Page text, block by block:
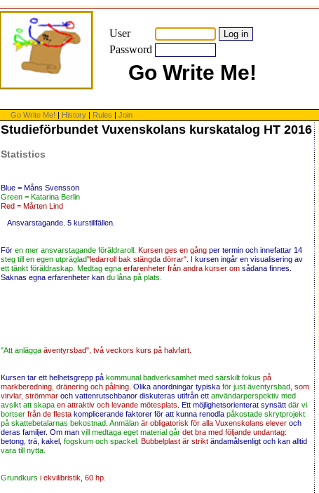
User
Password
Go Write Me!
Go Write Me! | History | Rules | Join
Studieförbundet Vuxenskolans kurskatalog HT 2016
Statistics
Blue = Måns Svensson
Green = Katarina Berlin
Red = Mårten Lind
Ansvarstagande. 5 kurstillfällen.
För en mer ansvarstagande föräldraroll. Kursen ges en gång per termin och innefattar 14
steg till en egen utpräglad"ledarroll bak stängda dörrar". I kursen ingår en visualisering av
ett tänkt föräldraskap. Medtag egna erfarenheter från andra kurser om sådana finnes.
Saknas egna erfarenheter kan du låna på plats.
"Att anlägga äventyrsbad", två veckors kurs på halvfart.
Kursen tar ett helhetsgrepp på kommunal badverksamhet med särskilt fokus på
markberedning, dränering och pålning. Olika anordningar typiska för just äventyrsbad , som
virvlar, strömmar och vattenrutschbanor diskuteras utifrån ett användarperspektiv med
avsikt att skapa en attraktiv och levande mötesplats . Ett möjlighetsorienterat synsätt där vi
bortser från de flesta komplicerande faktorer för att kunna renodla påkostade skrytprojekt
på skattebetalarnas bekostnad. Anmälan är obligatorisk för alla Vuxenskolans elever och
deras familjer. Om man vill medtaga eget material går det bra med följande undantag:
betong, trä, kakel, fogskum och spackel. Bubbelplast är strikt ändamålsenligt och kan alltid
vara till nytta.
Grundkurs i ekvilibristik, 60 hp.